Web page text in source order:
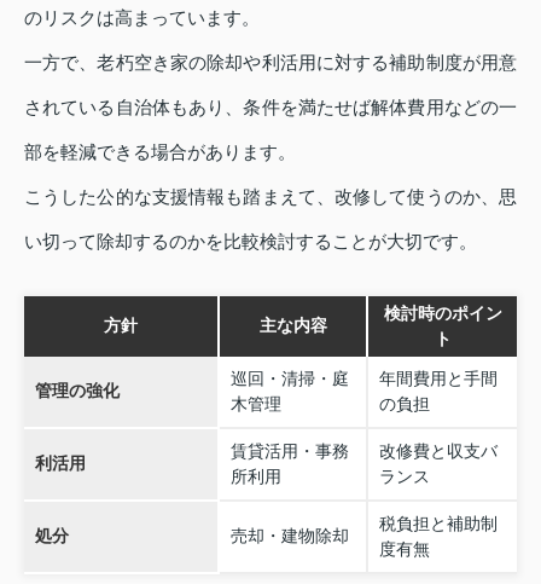
のリスクは高まっています。
一方で、老朽空き家の除却や利活用に対する補助制度が用意
されている自治体もあり、条件を満たせば解体費用などの一
部を軽減できる場合があります。
こうした公的な支援情報も踏まえて、改修して使うのか、思
い切って除却するのかを比較検討することが大切です。
方針 主な内容
検討時のポイン
ト
管理の強化
巡回・清掃・庭
木管理
年間費用と手間
の負担
利活用
賃貸活用・事務
所利用
改修費と収支バ
ランス
処分 売却・建物除却
税負担と補助制
度有無